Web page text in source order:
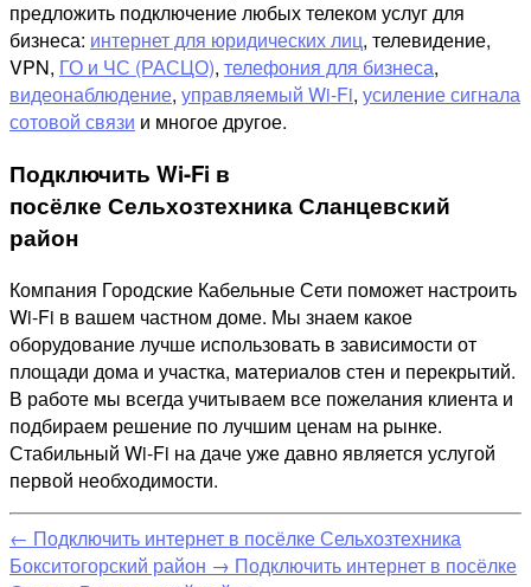
предложить подключение любых телеком услуг для
бизнеса: интернет для юридических лиц, телевидение,
VPN, ГО и ЧС (РАСЦО), телефония для бизнеса,
видеонаблюдение, управляемый Wi-Fi, усиление сигнала
сотовой связи и многое другое.
Подключить Wi-Fi в
посёлке Сельхозтехника Сланцевский
район
Компания Городские Кабельные Сети поможет настроить
Wi-Fi в вашем частном доме. Мы знаем какое
оборудование лучше использовать в зависимости от
площади дома и участка, материалов стен и перекрытий.
В работе мы всегда учитываем все пожелания клиента и
подбираем решение по лучшим ценам на рынке.
Стабильный Wi-Fi на даче уже давно является услугой
первой необходимости.
← Подключить интернет в посёлке Сельхозтехника
Бокситогорский район → Подключить интернет в посёлке